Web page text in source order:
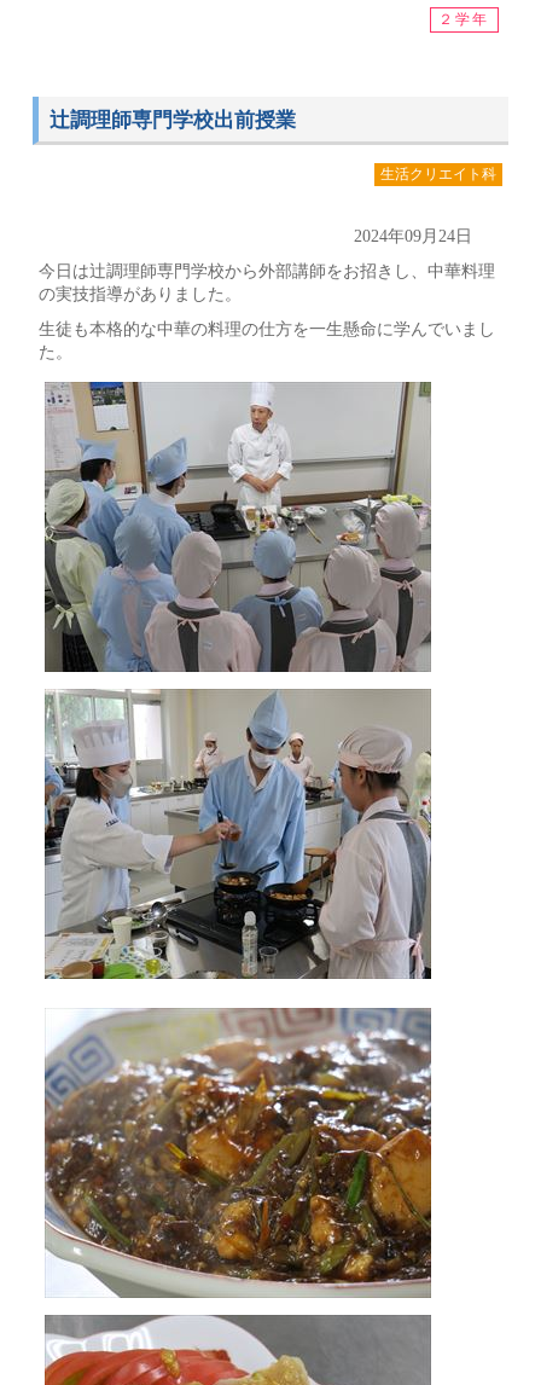
２学年
辻調理師専門学校出前授業
生活クリエイト科
2024年09月24日
今日は辻調理師専門学校から外部講師をお招きし、中華料理
の実技指導がありました。
生徒も本格的な中華の料理の仕方を一生懸命に学んでいまし
た。